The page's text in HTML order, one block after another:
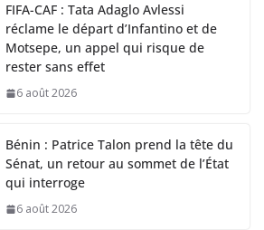
FIFA-CAF : Tata Adaglo Avlessi
réclame le départ d’Infantino et de
Motsepe, un appel qui risque de
rester sans effet
6 août 2026
Bénin : Patrice Talon prend la tête du
Sénat, un retour au sommet de l’État
qui interroge
6 août 2026